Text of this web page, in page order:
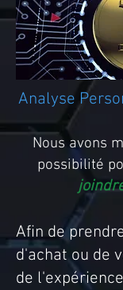
Analyse
Nous avons
possibilité
Afin de
d'achat ou de
de